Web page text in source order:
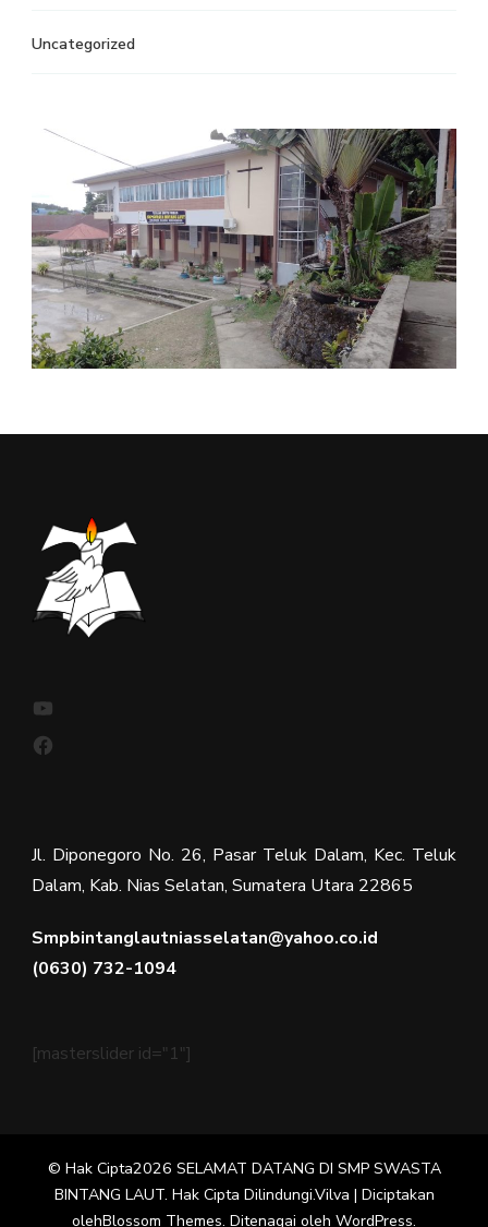
Uncategorized
Jl. Diponegoro No. 26, Pasar Teluk Dalam, Kec. Teluk
Dalam, Kab. Nias Selatan, Sumatera Utara 22865
Smpbintanglautniasselatan@yahoo.co.id
(0630) 732-1094
[masterslider id="1"]
© Hak Cipta2026 SELAMAT DATANG DI SMP SWASTA
BINTANG LAUT. Hak Cipta Dilindungi.Vilva | Diciptakan
olehBlossom Themes. Ditenagai oleh WordPress.